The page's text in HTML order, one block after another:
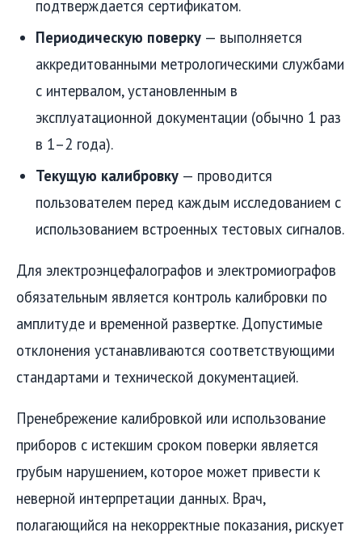
подтверждается сертификатом.
Периодическую поверку — выполняется
аккредитованными метрологическими службами
с интервалом, установленным в
эксплуатационной документации (обычно 1 раз
в 1–2 года).
Текущую калибровку — проводится
пользователем перед каждым исследованием с
использованием встроенных тестовых сигналов.
Для электроэнцефалографов и электромиографов
обязательным является контроль калибровки по
амплитуде и временной развертке. Допустимые
отклонения устанавливаются соответствующими
стандартами и технической документацией.
Пренебрежение калибровкой или использование
приборов с истекшим сроком поверки является
грубым нарушением, которое может привести к
неверной интерпретации данных. Врач,
полагающийся на некорректные показания, рискует